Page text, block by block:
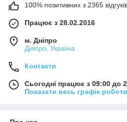
100% позитивних з 2365
Працює з 28.02.2016
м. Дніпро
Дніпро, Україна
Контакти
Сьогодні працює з 09:00 до
Показати весь графік роботи